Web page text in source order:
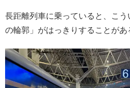
長距離列車に乗っていると、こ
の輪郭」がはっきりすることがあ